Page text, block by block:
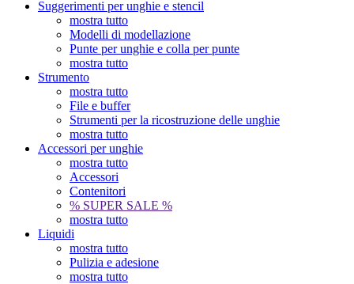
Suggerimenti per unghie e stencil
mostra tutto
Modelli di modellazione
Punte per unghie e colla per punte
mostra tutto
Strumento
mostra tutto
File e buffer
Strumenti per la ricostruzione delle unghie
mostra tutto
Accessori per unghie
mostra tutto
Accessori
Contenitori
% SUPER SALE %
mostra tutto
Liquidi
mostra tutto
Pulizia e adesione
mostra tutto